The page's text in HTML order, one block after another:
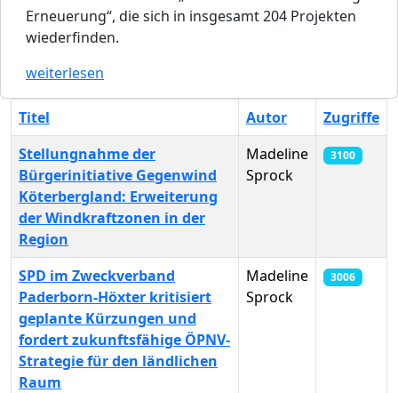
Erneuerung“, die sich in insgesamt 204 Projekten
wiederfinden.
weiterlesen
Titel Autor
Zugriffe
Stellungnahme der
Bürgerinitiative Gegenwind
Köterbergland: Erweiterung
der Windkraftzonen in der
Region
Madeline
Sprock
3100
SPD im Zweckverband
Paderborn-Höxter kritisiert
geplante Kürzungen und
fordert zukunftsfähige ÖPNV-
Strategie für den ländlichen
Raum
Madeline
Sprock
3006